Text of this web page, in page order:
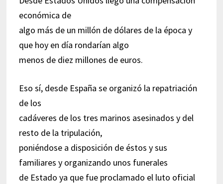
económica de
algo más de un millón de dólares de la época y
que hoy en día rondarían algo
menos de diez millones de euros.
Eso sí, desde España se organizó la repatriación
de los
cadáveres de los tres marinos asesinados y del
resto de la tripulación,
poniéndose a disposición de éstos y sus
familiares y organizando unos funerales
de Estado ya que fue proclamado el luto oficial